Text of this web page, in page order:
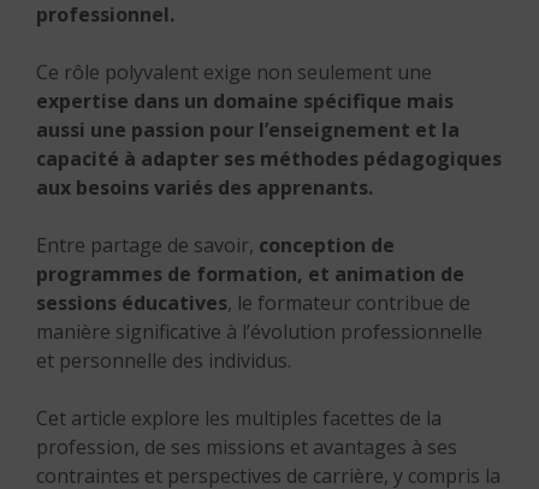
professionnel.
Ce rôle polyvalent exige non seulement une
expertise dans un domaine spécifique mais
aussi une passion pour l’enseignement et la
capacité à adapter ses méthodes pédagogiques
aux besoins variés des apprenants.
Entre partage de savoir, conception de
programmes de formation, et animation de
sessions éducatives, le formateur contribue de
manière significative à l’évolution professionnelle
et personnelle des individus.
Cet article explore les multiples facettes de la
profession, de ses missions et avantages à ses
contraintes et perspectives de carrière, y compris la